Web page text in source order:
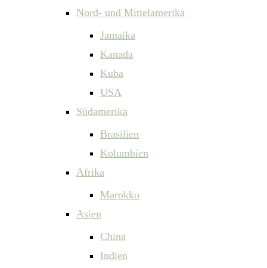
Nord- und Mittelamerika
Jamaika
Kanada
Kuba
USA
Südamerika
Brasilien
Kolumbien
Afrika
Marokko
Asien
China
Indien